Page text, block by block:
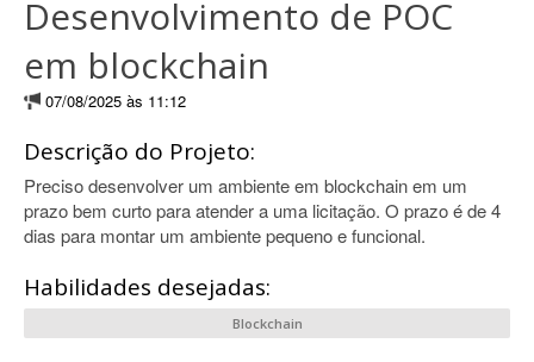
Desenvolvimento de POC
em blockchain
07/08/2025 às 11:12
Descrição do Projeto:
Preciso desenvolver um ambiente em blockchain em um
prazo bem curto para atender a uma licitação. O prazo é de 4
dias para montar um ambiente pequeno e funcional.
Habilidades desejadas:
Blockchain